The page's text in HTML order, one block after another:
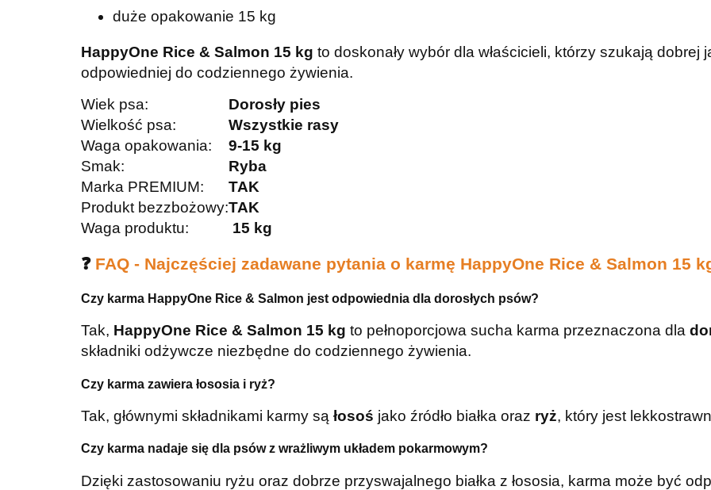
duże opakowanie 15 kg
HappyOne Rice & Salmon 15 kg to doskonały wybór dla właścicieli, którzy szukają dobrej
odpowiedniej do codziennego żywienia.
Wiek psa:
Dorosły pies
Wielkość psa:
Wszystkie rasy
Waga opakowania:
9-15 kg
Smak:
Ryba
Marka PREMIUM:
TAK
Produkt bezzbożowy:TAK
Waga produktu:
15 kg
❓ FAQ - Najczęściej zadawane pytania o karmę HappyOne Rice & Salmon 15
Czy karma HappyOne Rice & Salmon jest odpowiednia dla dorosłych psów?
Tak, HappyOne Rice & Salmon 15 kg to pełnoporcjowa sucha karma przeznaczona dla
składniki odżywcze niezbędne do codziennego żywienia.
Czy karma zawiera łososia i ryż?
Tak, głównymi składnikami karmy są łosoś jako źródło białka oraz ryż, który jest
Czy karma nadaje się dla psów z wrażliwym układem pokarmowym?
Dzięki zastosowaniu ryżu oraz dobrze przyswajalnego białka z łososia, karma może być